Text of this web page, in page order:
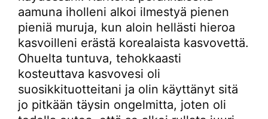
aamuna iholleni alkoi ilmestyä pienen
pieniä muruja, kun aloin hellästi hieroa
kasvoilleni erästä korealaista kasvovettä.
Ohuelta tuntuva, tehokkaasti
kosteuttava kasvovesi oli
suosikkituotteitani ja olin käyttänyt sitä
jo pitkään täysin ongelmitta, joten oli